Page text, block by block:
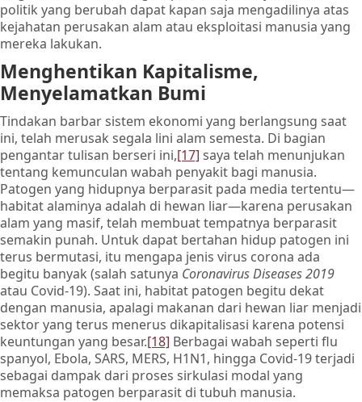
politik yang berubah dapat kapan saja mengadilinya atas
kejahatan perusakan alam atau eksploitasi manusia yang
mereka lakukan.
Menghentikan Kapitalisme,
Menyelamatkan Bumi
Tindakan barbar sistem ekonomi yang berlangsung saat
ini, telah merusak segala lini alam semesta. Di bagian
pengantar tulisan berseri ini,[17] saya telah menunjukan
tentang kemunculan wabah penyakit bagi manusia.
Patogen yang hidupnya berparasit pada media tertentu—
habitat alaminya adalah di hewan liar—karena perusakan
alam yang masif, telah membuat tempatnya berparasit
semakin punah. Untuk dapat bertahan hidup patogen ini
terus bermutasi, itu mengapa jenis virus corona ada
begitu banyak (salah satunya Coronavirus Diseases 2019
atau Covid-19). Saat ini, habitat patogen begitu dekat
dengan manusia, apalagi makanan dari hewan liar menjadi
sektor yang terus menerus dikapitalisasi karena potensi
keuntungan yang besar.[18] Berbagai wabah seperti flu
spanyol, Ebola, SARS, MERS, H1N1, hingga Covid-19 terjadi
sebagai dampak dari proses sirkulasi modal yang
memaksa patogen berparasit di tubuh manusia.